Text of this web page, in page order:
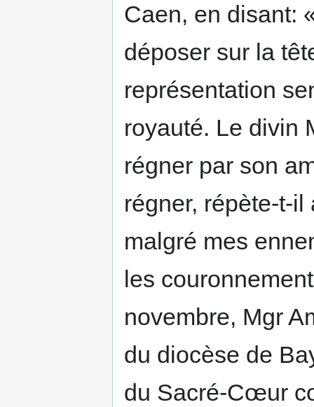
Caen, en disant:
déposer sur la
représentation
royauté. Le divin
régner par son
régner, répète-t-
malgré mes
les
novembre, Mgr
du diocèse de
du Sacré-Cœur